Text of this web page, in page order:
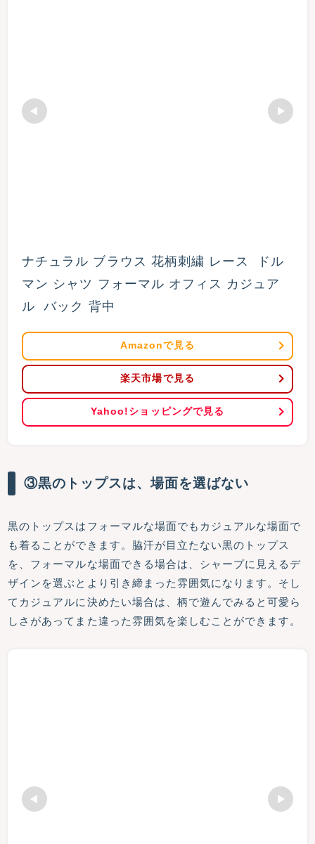
ナチュラル ブラウス 花柄刺繍 レース  ドル
マン シャツ フォーマル オフィス カジュア
ル  バック 背中
Amazonで見る
楽天市場で見る
Yahoo!ショッピングで見る
③黒のトップスは、場面を選ばない
黒のトップスはフォーマルな場面でもカジュアルな場面で
も着ることができます。脇汗が目立たない黒のトップス
を、フォーマルな場面できる場合は、シャープに見えるデ
ザインを選ぶとより引き締まった雰囲気になります。そし
てカジュアルに決めたい場合は、柄で遊んでみると可愛ら
しさがあってまた違った雰囲気を楽しむことができます。